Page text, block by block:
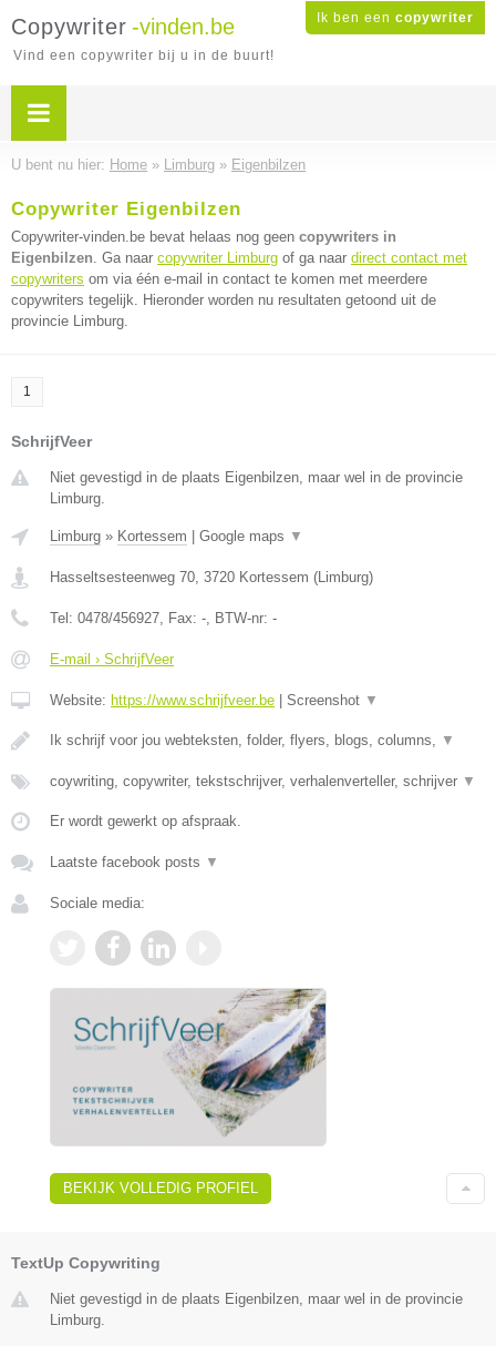
Ik ben een copywriter
Copywriter -vinden.be
Vind een copywriter bij u in de buurt!
U bent nu hier: Home » Limburg » Eigenbilzen
Copywriter Eigenbilzen
Copywriter-vinden.be bevat helaas nog geen copywriters in
Eigenbilzen. Ga naar copywriter Limburg of ga naar direct contact met
copywriters om via één e-mail in contact te komen met meerdere
copywriters tegelijk. Hieronder worden nu resultaten getoond uit de
provincie Limburg.
1
SchrijfVeer
Niet gevestigd in de plaats Eigenbilzen, maar wel in de provincie
Limburg.
Limburg » Kortessem Google maps ▼
Hasseltsesteenweg 70, 3720 Kortessem (Limburg)
Tel: 0478/456927, Fax: -, BTW-nr: -
E-mail › SchrijfVeer
Website: https://www.schrijfveer.be Screenshot ▼
Ik schrijf voor jou webteksten, folder, flyers, blogs, columns, ▼
coywriting, copywriter, tekstschrijver, verhalenverteller, schrijver ▼
Er wordt gewerkt op afspraak.
Laatste facebook posts ▼
Sociale media:
BEKIJK VOLLEDIG PROFIEL
TextUp Copywriting
Niet gevestigd in de plaats Eigenbilzen, maar wel in de provincie
Limburg.